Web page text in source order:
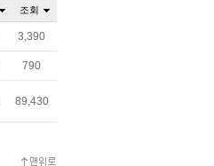
조회
3,390
790
89,430